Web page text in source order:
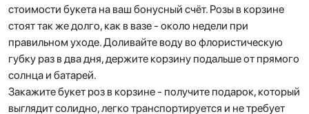
стоимости букета на ваш бонусный счёт. Розы в корзине
стоят так же долго, как в вазе - около недели при
правильном уходе. Доливайте воду во флористическую
губку раз в два дня, держите корзину подальше от прямого
солнца и батарей.
Закажите букет роз в корзине - получите подарок, который
выглядит солидно, легко транспортируется и не требует